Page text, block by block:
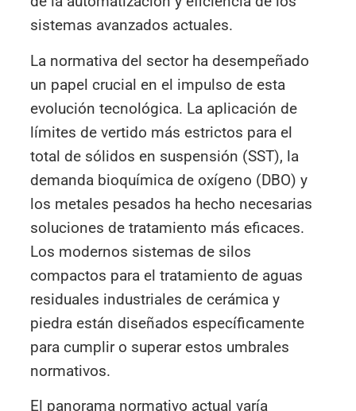
sistemas avanzados actuales.
La normativa del sector ha desempeñado
un papel crucial en el impulso de esta
evolución tecnológica. La aplicación de
límites de vertido más estrictos para el
total de sólidos en suspensión (SST), la
demanda bioquímica de oxígeno (DBO) y
los metales pesados ha hecho necesarias
soluciones de tratamiento más eficaces.
Los modernos sistemas de silos
compactos para el tratamiento de aguas
residuales industriales de cerámica y
piedra están diseñados específicamente
para cumplir o superar estos umbrales
normativos.
El panorama normativo actual varía